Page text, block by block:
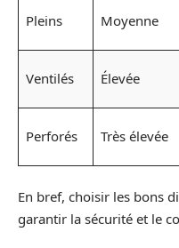
Pleins Moyenne
Ventilés Élevée
Perforés Très élevée
En bref, choisir les bons
garantir la sécurité et le